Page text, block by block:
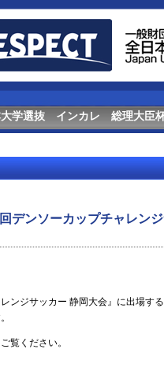
学選抜 インカレ 総理大臣
回デンソーカップチャレン
レンジサッカー 静岡大会』に出場す
覧ください。